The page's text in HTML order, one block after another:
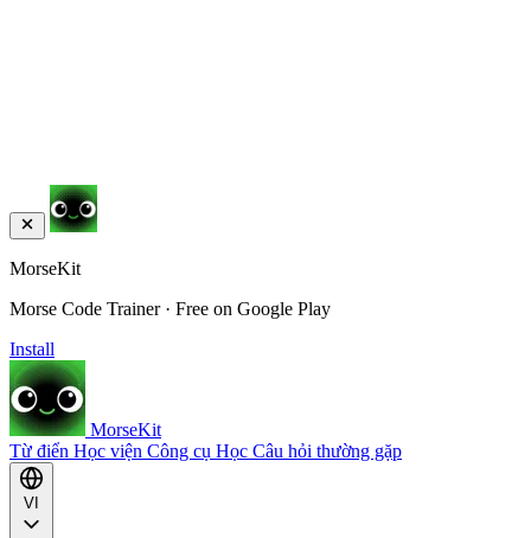
MorseKit
Morse Code Trainer · Free on Google Play
Install
MorseKit
Từ điển Học viện Công cụ Học Câu hỏi thường gặp